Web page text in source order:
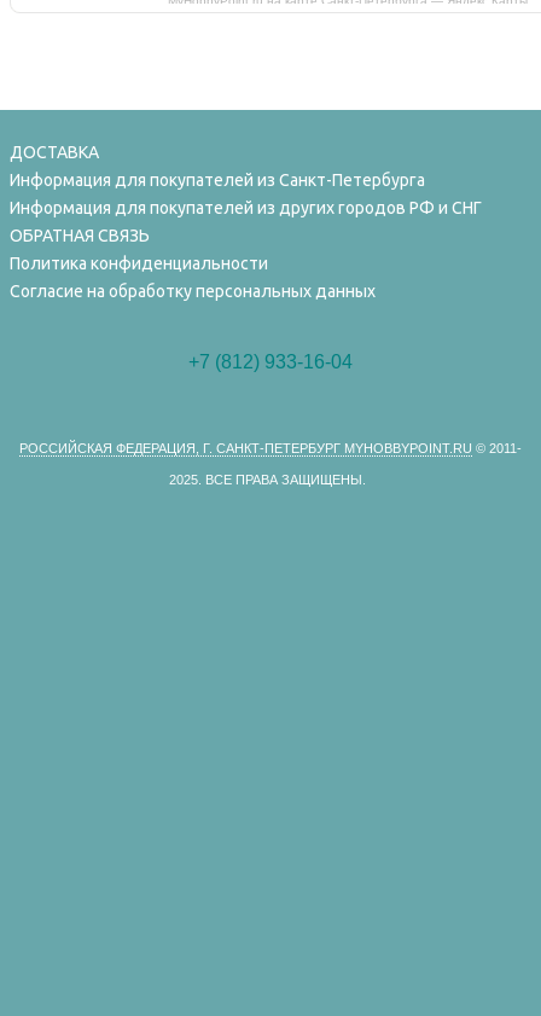
ДОСТАВКА
Информация для покупателей из Санкт-Петербурга
Информация для покупателей из других городов РФ и СНГ
ОБРАТНАЯ СВЯЗЬ
Политика конфиденциальности
Согласие на обработку персональных данных
+7 (812) 933-16-04
РОССИЙСКАЯ ФЕДЕРАЦИЯ, Г. САНКТ-ПЕТЕРБУРГ MYHOBBYPOINT.RU © 2011-
2025. ВСЕ ПРАВА ЗАЩИЩЕНЫ.